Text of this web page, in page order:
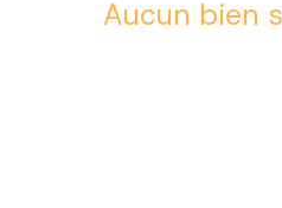
Aucun bien